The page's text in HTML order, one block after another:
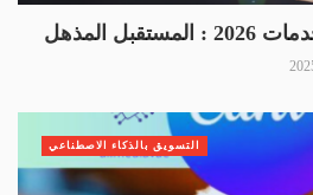
المذهل
التسويق بالذكاء الاصطناعي